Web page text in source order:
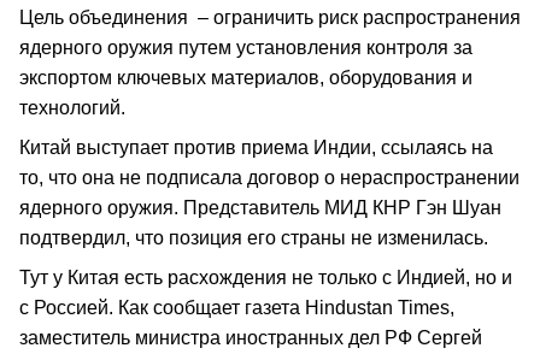
Цель объединения – ограничить риск распространения
ядерного оружия путем установления контроля за
экспортом ключевых материалов, оборудования и
технологий.
Китай выступает против приема Индии, ссылаясь на
то, что она не подписала договор о нераспространении
ядерного оружия. Представитель МИД КНР Гэн Шуан
подтвердил, что позиция его страны не изменилась.
Тут у Китая есть расхождения не только с Индией, но и
с Россией. Как сообщает газета Hindustan Times,
заместитель министра иностранных дел РФ Сергей